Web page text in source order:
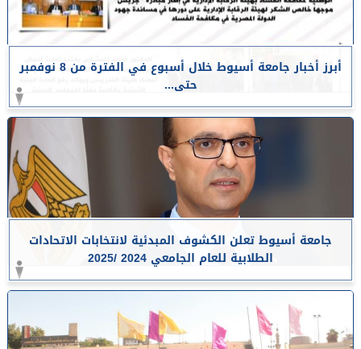
أبرز أخبار جامعة أسيوط خلال أسبوع في الفترة من 8 نوفمبر
حتى...
جامعة أسيوط تعلن الكشوف المبدئية لانتخابات الاتحادات
الطلابية للعام الجامعي 2024 /2025